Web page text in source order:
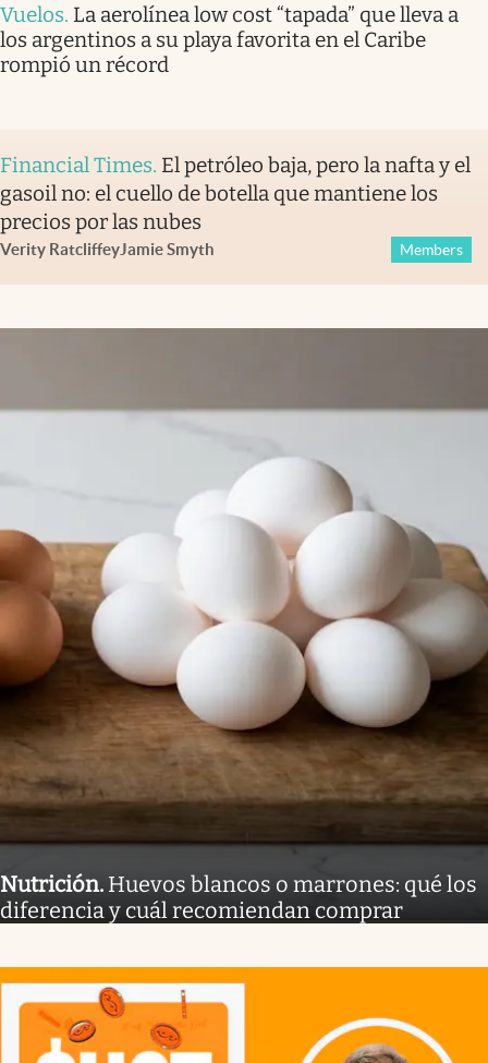
Vuelos. La aerolínea low cost “tapada” que lleva a
los argentinos a su playa favorita en el Caribe
rompió un récord
Financial Times. El petróleo baja, pero la nafta y el
gasoil no: el cuello de botella que mantiene los
precios por las nubes
Verity RatcliffeyJamie Smyth Members
Nutrición. Huevos blancos o marrones: qué los
diferencia y cuál recomiendan comprar